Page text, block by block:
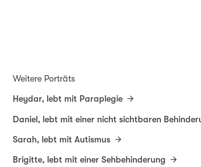
Weitere Porträts
Heydar, lebt mit Paraplegie
Daniel, lebt mit einer nicht sichtbaren
Sarah, lebt mit Autismus
Brigitte, lebt mit einer Sehbehinderung